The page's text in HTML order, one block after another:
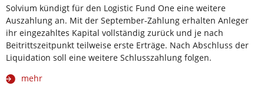
Solvium kündigt für den Logistic Fund One eine weitere
Auszahlung an. Mit der September-Zahlung erhalten Anleger
ihr eingezahltes Kapital vollständig zurück und je nach
Beitrittszeitpunkt teilweise erste Erträge. Nach Abschluss der
Liquidation soll eine weitere Schlusszahlung folgen.
mehr